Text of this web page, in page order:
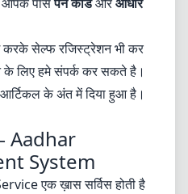
करके सेल्फ रजिस्ट्रेशन भी कर
लिए हमे संपर्क कर सकते है।
के अंत में दिया हुआ है।
Aadhar
System
एक ख़ास सर्विस होती है